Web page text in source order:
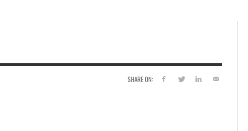
SHARE ON: